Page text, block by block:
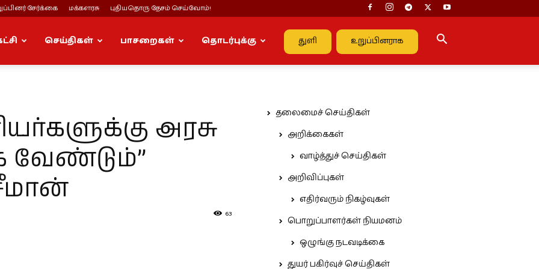
சேர்க்கை மக்களரசு புதியதொரு தேசம் செய்வோம்!
துளி உறுப்பினராக
செய்திகள் பாசறைகள் தொடர்புக்கு
அரசு
63
தலைமைச் செய்திகள்
அறிக்கைகள்
வாழ்த்துச் செய்திகள்
அறிவிப்புகள்
எதிர்வரும் நிகழ்வுகள்
பொறுப்பாளர்கள் நியமனம்
ஒழுங்கு நடவடிக்கை
துயர் பகிர்வுச் செய்திகள்